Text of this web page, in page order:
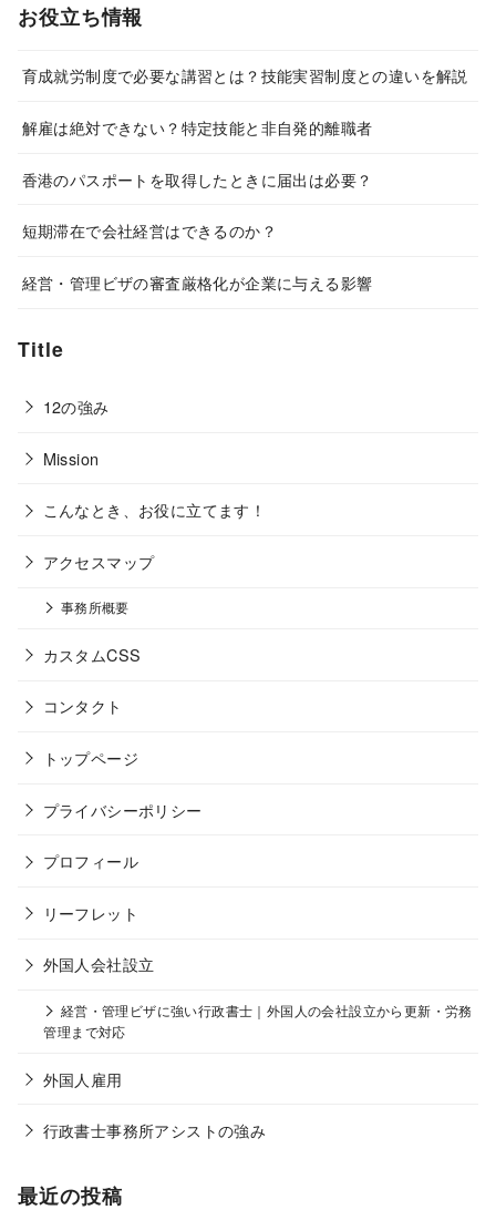
お役立ち情報
育成就労制度で必要な講習とは？技能実習制度との違いを解説
解雇は絶対できない？特定技能と非自発的離職者
香港のパスポートを取得したときに届出は必要？
短期滞在で会社経営はできるのか？
経営・管理ビザの審査厳格化が企業に与える影響
Title
12の強み
Mission
こんなとき、お役に立てます！
アクセスマップ
事務所概要
カスタムCSS
コンタクト
トップページ
プライバシーポリシー
プロフィール
リーフレット
外国人会社設立
経営・管理ビザに強い行政書士｜外国人の会社設立から更新・労務
管理まで対応
外国人雇用
行政書士事務所アシストの強み
最近の投稿